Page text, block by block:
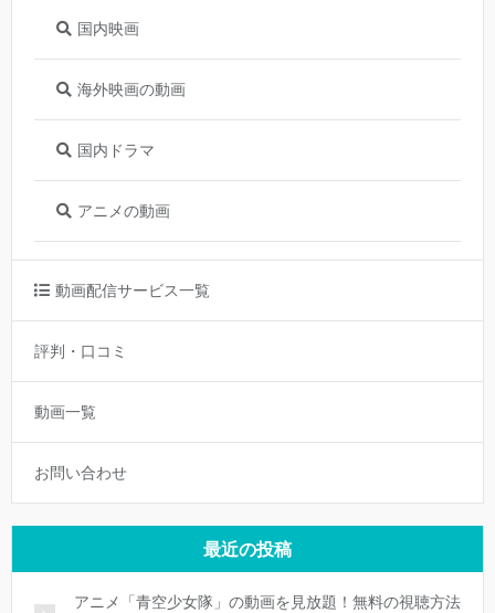
国内映画
海外映画の動画
国内ドラマ
アニメの動画
動画配信サービス一覧
評判・口コミ
動画一覧
お問い合わせ
最近の投稿
アニメ「青空少女隊」の動画を見放題！無料の視聴方法